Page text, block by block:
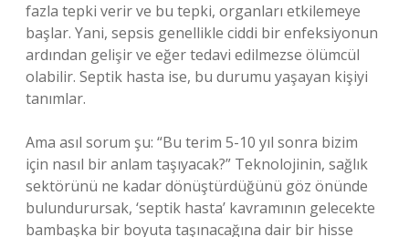
fazla tepki verir ve bu tepki, organları etkilemeye
başlar. Yani, sepsis genellikle ciddi bir enfeksiyonun
ardından gelişir ve eğer tedavi edilmezse ölümcül
olabilir. Septik hasta ise, bu durumu yaşayan kişiyi
tanımlar.
Ama asıl sorum şu: “Bu terim 5-10 yıl sonra bizim
için nasıl bir anlam taşıyacak?” Teknolojinin, sağlık
sektörünü ne kadar dönüştürdüğünü göz önünde
bulundurursak, ‘septik hasta’ kavramının gelecekte
bambaşka bir boyuta taşınacağına dair bir hisse